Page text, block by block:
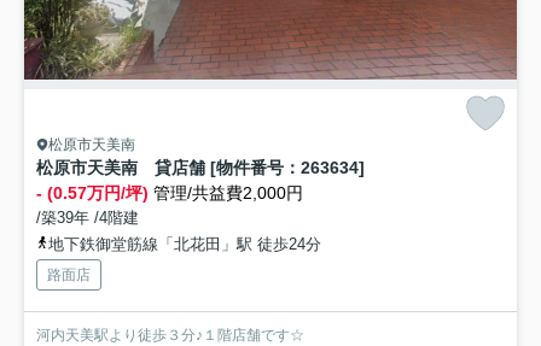
松原市天美南
松原市天美南 貸店舗 [物件番号：263634]
- (0.57万円/坪) 管理/共益費2,000円
/築39年 /4階建
地下鉄御堂筋線「北花田」駅 徒歩24分
路面店
河内天美駅より徒歩３分♪１階店舗です☆